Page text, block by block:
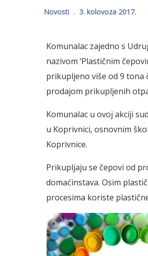
Novosti 3. kolovoza 2017.
Komunalac zajedno s
nazivom ‘Plastičnim
prikupljeno više od 9 tona
prodajom prikupljenih
Komunalac u ovoj akciji
u Koprivnici, osnovnim
Koprivnice.
Prikupljaju se čepovi od
domaćinstava. Osim
procesima koriste